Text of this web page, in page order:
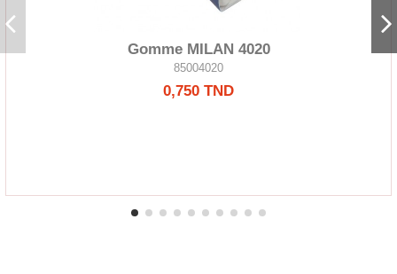
Gomme MILAN 4020
85004020
0,750 TND